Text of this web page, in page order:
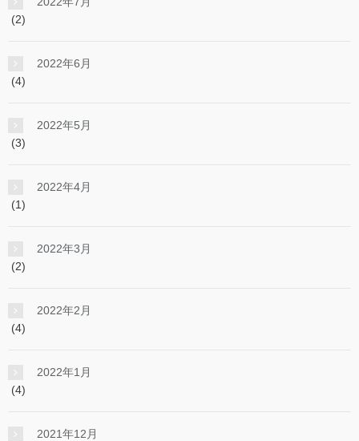
(2)
2022年6月
(4)
2022年5月
(3)
2022年4月
(1)
2022年3月
(2)
2022年2月
(4)
2022年1月
(4)
2021年12月